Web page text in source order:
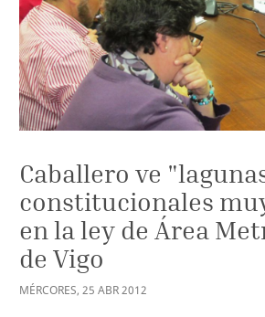
Caballero ve
constitucionales
en la ley de Área
de Vigo
MÉRCORES, 25 ABR2012